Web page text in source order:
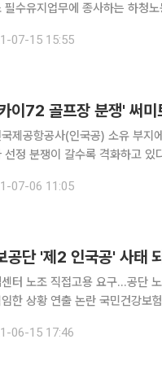
필수유지업무에 종사하는 하청
부·동서·서부·중부발전 등 발전
07-15 15:55
이72 골프장 분쟁' 써미
제공항공사(인국공) 소유 부지
선정 분쟁이 갈수록 격화하고 있
직 임원 5명을 특정경제범죄가
07-06 11:05
공단 '제2 인국공' 사태
터 노조 직접고용 요구…공단
논란 국민건강보험 고객센터 직원들이 공공성 강화를 위한 공단의 직접고용을
고 있다. 고객센터 노조의 주장에
06-15 17:46